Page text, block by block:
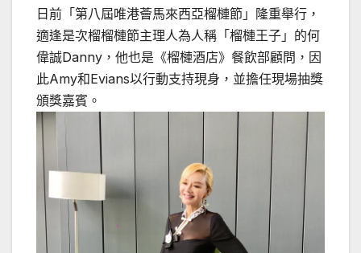
日前「第八屆唯港薈馬來西亞榴槤節」隆重舉行，
適逢是次榴榴槤節主理人為人稱「榴槤王子」的何
偉誠Danny，他也是《榴槤酒店》餐飲部顧問，因
此Amy和Evians以行動支持現身，並擔任現場抽獎
頒獎嘉賓。